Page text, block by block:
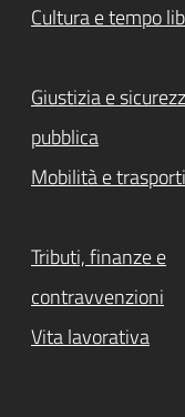
Cultura e tempo
Giustizia e
pubblica
Mobilità e trasporti
Tributi, finanze e
contravvenzioni
Vita lavorativa